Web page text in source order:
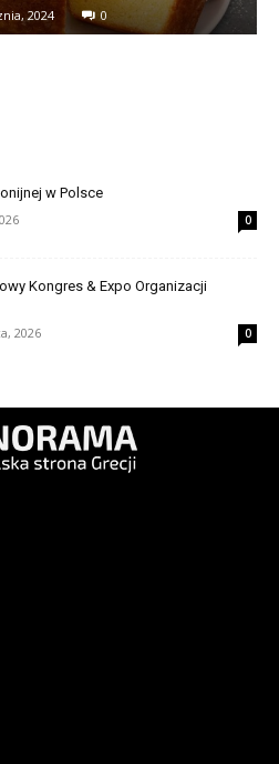
2024 0
w Polsce
0
Kongres & Expo Organizacji
2026 0